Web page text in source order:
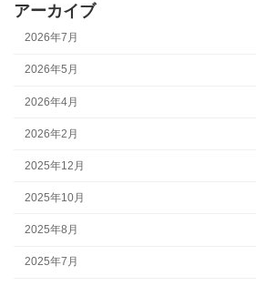
アーカイブ
2026年7月
2026年5月
2026年4月
2026年2月
2025年12月
2025年10月
2025年8月
2025年7月